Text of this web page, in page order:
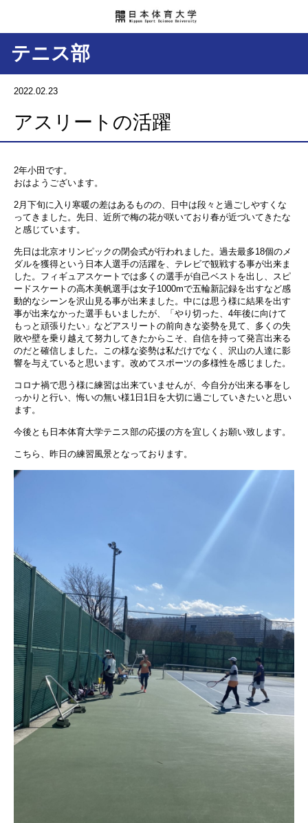
テニス部
2022.02.23
アスリートの活躍
2年小田です。
おはようございます。
2月下旬に入り寒暖の差はあるものの、日中は段々と過ごしやすくな
ってきました。先日、近所で梅の花が咲いており春が近づいてきたな
と感じています。
先日は北京オリンピックの閉会式が行われました。過去最多18個のメ
ダルを獲得という日本人選手の活躍を、テレビで観戦する事が出来ま
した。フィギュアスケートでは多くの選手が自己ベストを出し、スピ
ードスケートの高木美帆選手は女子1000mで五輪新記録を出すなど感
動的なシーンを沢山見る事が出来ました。中には思う様に結果を出す
事が出来なかった選手もいましたが、「やり切った、4年後に向けて
もっと頑張りたい」などアスリートの前向きな姿勢を見て、多くの失
敗や壁を乗り越えて努力してきたからこそ、自信を持って発言出来る
のだと確信しました。この様な姿勢は私だけでなく、沢山の人達に影
響を与えていると思います。改めてスポーツの多様性を感じました。
コロナ禍で思う様に練習は出来ていませんが、今自分が出来る事をし
っかりと行い、悔いの無い様1日1日を大切に過ごしていきたいと思い
ます。
今後とも日本体育大学テニス部の応援の方を宜しくお願い致します。
こちら、昨日の練習風景となっております。